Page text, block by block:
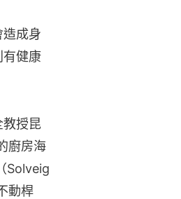
成身
有健康
授昆
廚房海
Solveig
動桿